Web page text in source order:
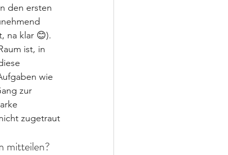
den ersten
na klar 😊).
ist, in
wie
zur
zugetraut
mitteilen?